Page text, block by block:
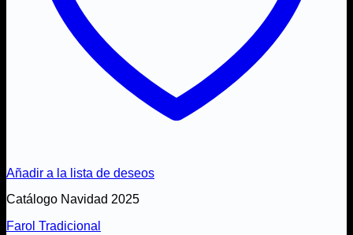
Añadir a la lista de deseos
Catálogo Navidad 2025
Farol Tradicional